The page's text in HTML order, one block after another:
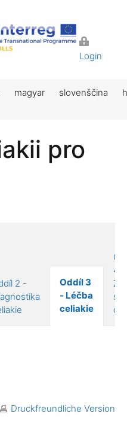
Login
magyar slovenščina
pro
2 -
Oddíl 3
- Léčba
celiakie
4 –
s
Druckfreundliche Version